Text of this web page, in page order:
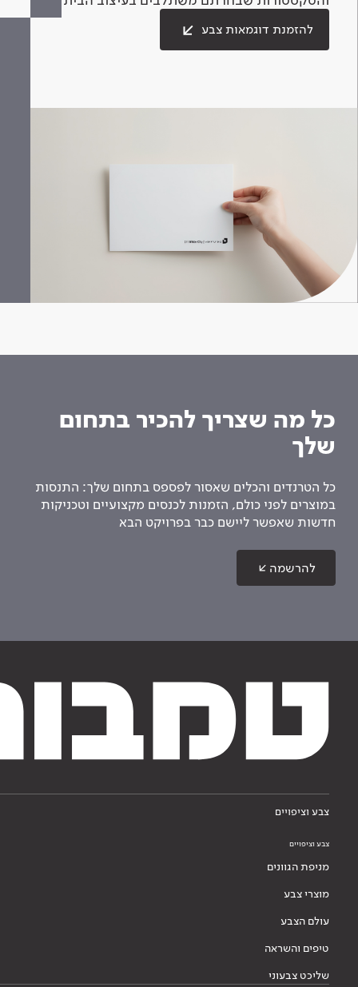
להזמנת דוגמאות צבע
כל מה שצריך להכיר בתחום
שלך
כל הטרנדים והכלים שאסור לפספס בתחום שלך: התנסות
במוצרים לפני כולם, הזמנות לכנסים מקצועיים וטכניקות
חדשות שאפשר ליישם כבר בפרויקט הבא
להרשמה
צבע וציפויים
צבע וציפויים
מניפת הגוונים
מוצרי צבע
עולם הצבע
טיפים והשראה
שליכט צבעוני